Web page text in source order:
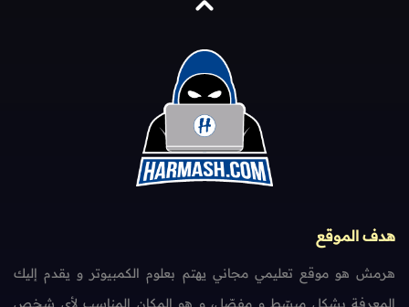
هدف الموقع
هرمش هو موقع تعليمي مجاني يهتم بعلوم الكمبيوتر و يقدم إليك
المعرفة بشكل مبسّط و مفصّل، و هو المكان المناسب لأي شخص